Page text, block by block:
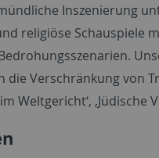
Inszenierung
religiöse Schauspiele
die Verschränkung von
Weltgericht‘, ‚Jüdische